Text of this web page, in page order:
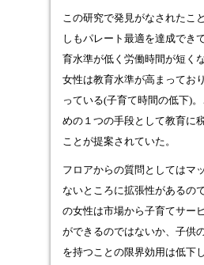
この研究で発見がなされたこ
しもパレート最適を達成でき
育水準が低く労働時間が短く
女性は教育水準が高まってお
っている(子育て時間の低下)
めの１つの手段として教育に
ことが提案されていた。
フロアからの質問としてはマ
ないところに拡張性があるの
の女性は市場から子育てサー
ができるのではないか、子供
を持つことの限界効用は低下